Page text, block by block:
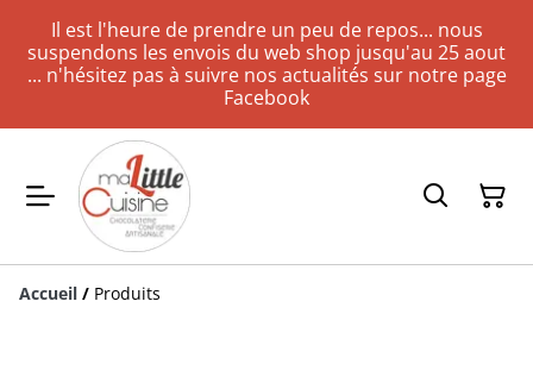
Il est l'heure de prendre un peu de repos... nous
suspendons les envois du web shop jusqu'au 25 aout
... n'hésitez pas à suivre nos actualités sur notre page
Facebook
Accueil / Produits